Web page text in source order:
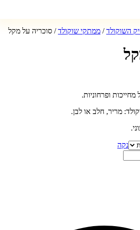
השוקולד/ממתקי שוקולד/ סוכריה על מקל
ופרחוניות.
מריר, חלב או לבן.
נקה